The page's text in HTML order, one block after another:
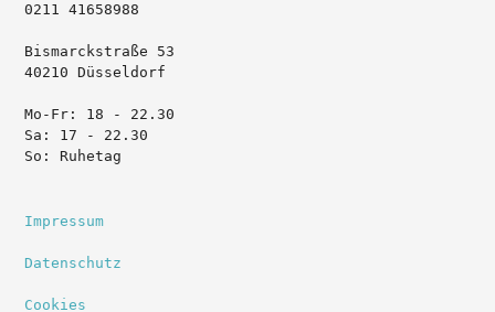
0211 41658988
Bismarckstraße 53
40210 Düsseldorf
Mo-Fr: 18 - 22.30
Sa: 17 - 22.30
So: Ruhetag
Impressum
Datenschutz
Cookies